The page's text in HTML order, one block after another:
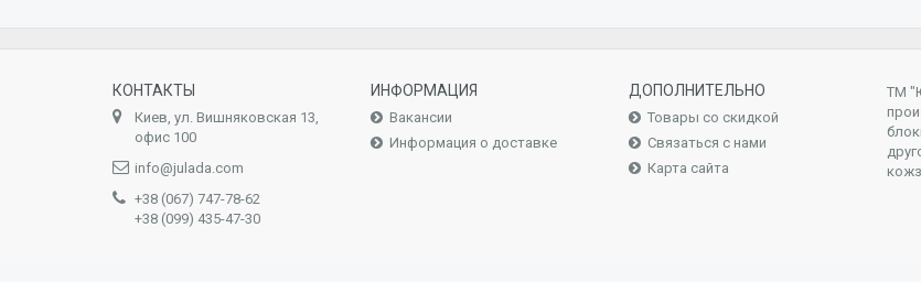
КОНТАКТЫ
Киев, ул. Вишняковская 13,
офис 100
info@julada.com
+38 (067) 747-78-62
+38 (099) 435-47-30
ИНФОРМАЦИЯ
Вакансии
Информация о доставке
ДОПОЛНИТЕЛЬНО
Товары со скидкой
Связаться с нами
Карта сайта
ТМ